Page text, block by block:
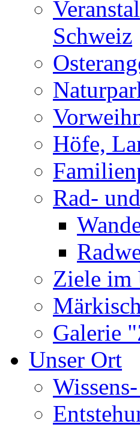
Schweiz
Höfe,
Rad-
Ziele im
Galerie
Unser Ort